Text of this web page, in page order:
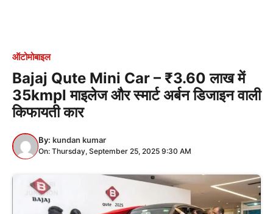
ऑटोमोबाइल
Bajaj Qute Mini Car – ₹3.60 लाख में
35kmpl माइलेज और स्मार्ट अर्बन डिजाइन वाली
किफायती कार
By: kundan kumar
On: Thursday, September 25, 2025 9:30 AM